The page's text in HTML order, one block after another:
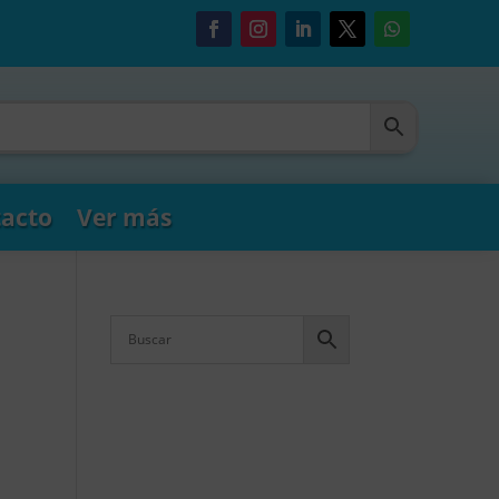
Ver más